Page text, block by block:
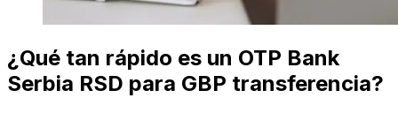
¿Qué tan rápido es un OTP Bank
Serbia RSD para GBP transferencia?